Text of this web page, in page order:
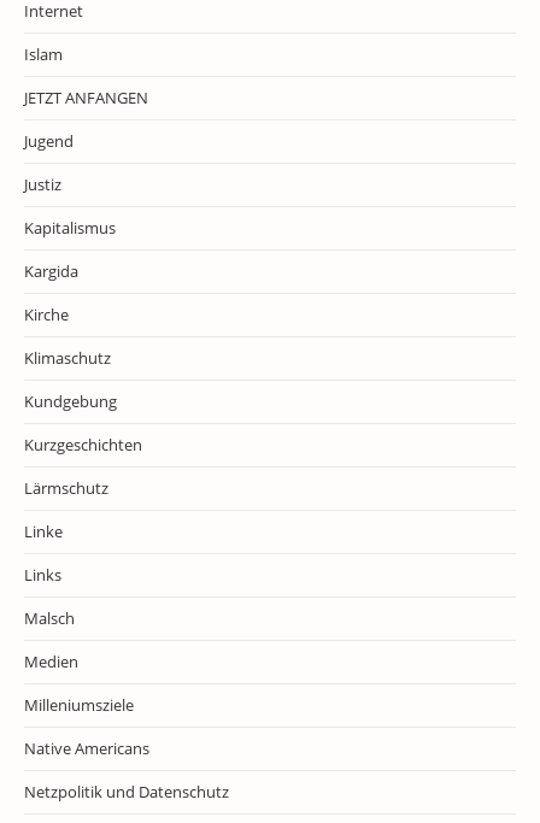
Internet
Islam
JETZT ANFANGEN
Jugend
Justiz
Kapitalismus
Kargida
Kirche
Klimaschutz
Kundgebung
Kurzgeschichten
Lärmschutz
Linke
Links
Malsch
Medien
Milleniumsziele
Native Americans
Netzpolitik und Datenschutz